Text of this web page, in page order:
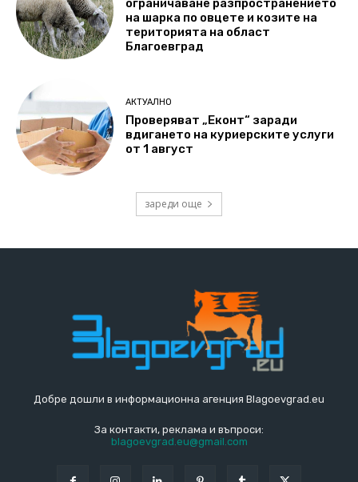
ограничаване разпространението
на шарка по овцете и козите на
територията на област
Благоевград
АКТУАЛНО
Проверяват „Еконт“ заради
вдигането на куриерските услуги
от 1 август
зареди още
Добре дошли в информационна агенция Blagoevgrad.eu
За контакти, реклама и въпроси:
blagoevgrad.eu@gmail.com